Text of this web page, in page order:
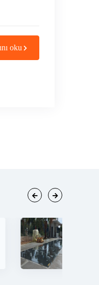
oku
Tır Kantarı
Çıkan